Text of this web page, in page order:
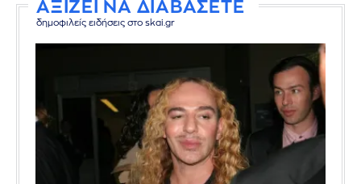
ΑΞΙΖΕΙ ΝΑ ΔΙΑΒΑΣΕΤΕ
δημοφιλείς ειδήσεις στο skai.gr